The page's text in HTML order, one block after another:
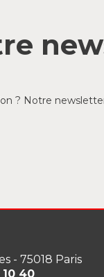
? Notre
- 75018 Paris
10 40